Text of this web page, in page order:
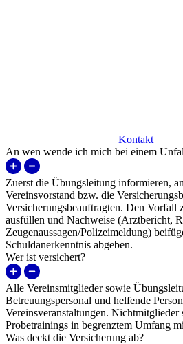
Kontakt
An wen wende ich mich bei einem
Zuerst die Übungsleitung informieren,
Vereinsvorstand bzw. die
Versicherungsbeauftragten. Den Vorfall
ausfüllen und Nachweise (Arztbericht,
Zeugenaussagen/Polizeimeldung)
Schuldanerkenntnis abgeben.
Wer ist versichert?
Alle Vereinsmitglieder sowie
Betreuungspersonal und helfende
Vereinsveranstaltungen. Nichtmitglieder
Probetrainings in begrenztem Umfang
Was deckt die Versicherung ab?